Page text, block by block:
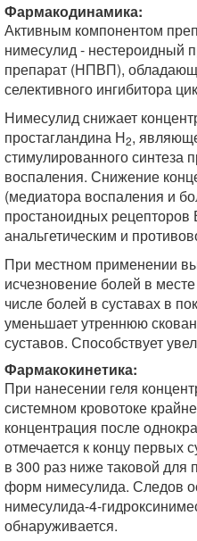
Фармакодинамика:
Активным компонентом
нимесулид - нестероидный
препарат (НПВП),
селективного ингибитора
Нимесулид снижает
простагландина Н2,
стимулированного синтеза
воспаления. Снижение
(медиатора воспаления и
простаноидных рецепторов
анальгетическим и
При местном применении
исчезновение болей в
числе болей в суставах в
уменьшает утреннюю
суставов. Способствует
Фармакокинетика:
При нанесении геля
системном кровотоке
концентрация после
отмечается к концу первых
в 300 раз ниже таковой
форм нимесулида. Следов
нимесулида-4-
обнаруживается.